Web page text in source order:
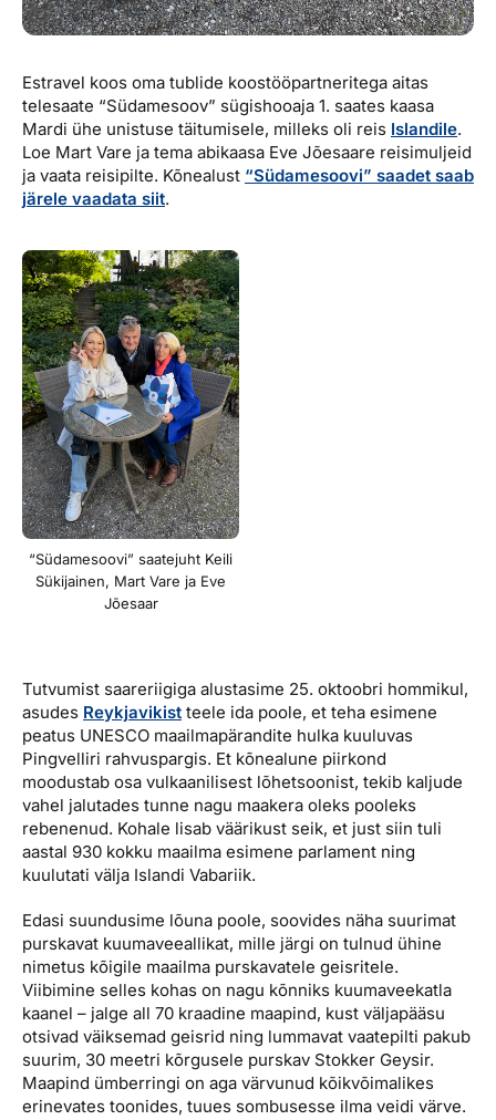
Estravel koos oma tublide koostööpartneritega aitas
telesaate “Südamesoov” sügishooaja 1. saates kaasa
Mardi ühe unistuse täitumisele, milleks oli reis Islandile.
Loe Mart Vare ja tema abikaasa Eve Jõesaare reisimuljeid
ja vaata reisipilte. Kõnealust “Südamesoovi” saadet saab
järele vaadata siit.
“Südamesoovi” saatejuht Keili
Sükijainen, Mart Vare ja Eve
Jõesaar
Tutvumist saareriigiga alustasime 25. oktoobri hommikul,
asudes Reykjavikist teele ida poole, et teha esimene
peatus UNESCO maailmapärandite hulka kuuluvas
Pingvelliri rahvuspargis. Et kõnealune piirkond
moodustab osa vulkaanilisest lõhetsoonist, tekib kaljude
vahel jalutades tunne nagu maakera oleks pooleks
rebenenud. Kohale lisab väärikust seik, et just siin tuli
aastal 930 kokku maailma esimene parlament ning
kuulutati välja Islandi Vabariik.
Edasi suundusime lõuna poole, soovides näha suurimat
purskavat kuumaveeallikat, mille järgi on tulnud ühine
nimetus kõigile maailma purskavatele geisritele.
Viibimine selles kohas on nagu kõnniks kuumaveekatla
kaanel – jalge all 70 kraadine maapind, kust väljapääsu
otsivad väiksemad geisrid ning lummavat vaatepilti pakub
suurim, 30 meetri kõrgusele purskav Stokker Geysir.
Maapind ümberringi on aga värvunud kõikvõimalikes
erinevates toonides, tuues sombusesse ilma veidi värve.